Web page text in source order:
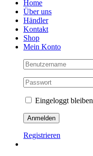
Home
Über uns
Händler
Kontakt
Shop
Mein Konto
Eingeloggt bleiben
Registrieren